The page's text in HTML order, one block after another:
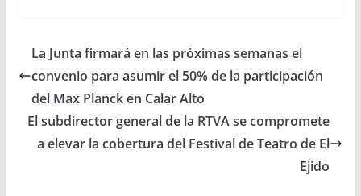
La Junta firmará en las próximas semanas el
convenio para asumir el 50% de la participación
del Max Planck en Calar Alto
El subdirector general de la RTVA se compromete
a elevar la cobertura del Festival de Teatro de El
Ejido